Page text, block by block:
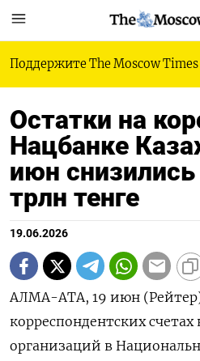
Поддержите The Moscow Times
Остатки на
Нацбанке
июн
трлн тенге
19.06.2026
АЛМА-АТА, 19 июн
корреспондентских счетах
организаций ⁠в